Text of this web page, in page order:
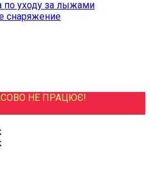
по уходу за лыжами
снаряжение
НЕ ПРАЦЮЄ!